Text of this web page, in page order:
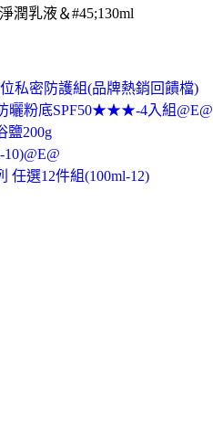
潤乳液＆#45;130ml
私密防護組(品牌熱銷回饋檔)
曬粉底SPF50★★★-4入組@E@
鹽200g
10)@E@
任選12件組(100ml-12)